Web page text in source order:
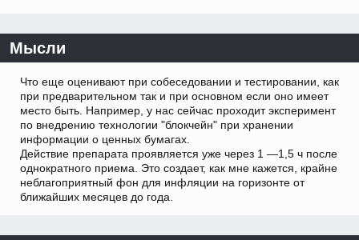
Мысли
Что еще оценивают при собеседовании и тестировании, как
при предварительном так и при основном если оно имеет
место быть. Например, у нас сейчас проходит эксперимент
по внедрению технологии "блокчейн" при хранении
информации о ценных бумагах.
Действие препарата проявляется уже через 1 —1,5 ч после
однократного приема. Это создает, как мне кажется, крайне
неблагоприятный фон для инфляции на горизонте от
ближайших месяцев до года.